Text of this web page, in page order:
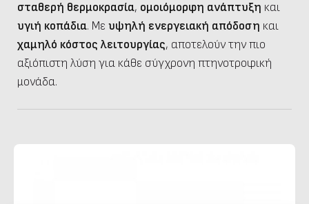
σταθερή θερμοκρασία, ομοιόμορφη ανάπτυξη και
υγιή κοπάδια. Με υψηλή ενεργειακή απόδοση και
χαμηλό κόστος λειτουργίας, αποτελούν την πιο
αξιόπιστη λύση για κάθε σύγχρονη πτηνοτροφική
μονάδα.